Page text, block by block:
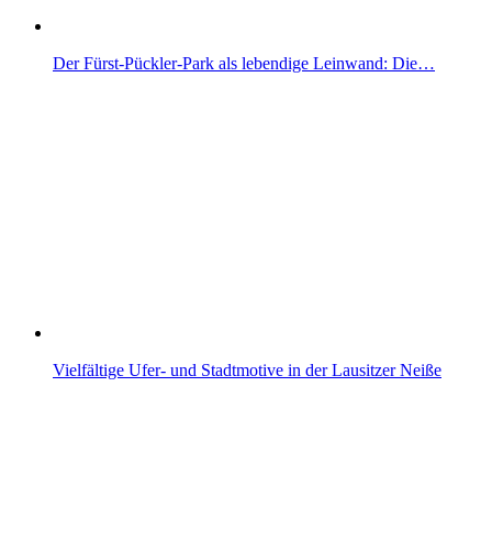
Der Fürst-Pückler-Park als lebendige Leinwand: Die…
Vielfältige Ufer- und Stadtmotive in der Lausitzer Neiße